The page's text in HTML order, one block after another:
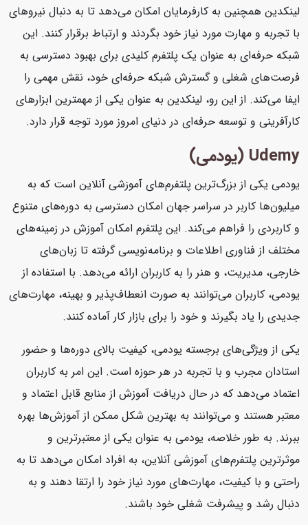
لینکدین همچنین به کارفرمایان امکان می‌دهد تا به دنبال نیروهای
با تجربه و مهارت مورد نیاز خود بگردند و ارتباط برقرار کنند. این
شبکه حرفه‌ای به عنوان یک پلتفرم کلیدی برای بهبود دسترسی به
فرصت‌های شغلی و گسترش شبکه حرفه‌ای خود، نقش مهمی را
ایفا می‌کند. از این رو، لینکدین به عنوان یکی از مهمترین ابزارهای
کارآفرینی و توسعه حرفه‌ای در دنیای امروز مورد توجه قرار دارد.
Udemy (یودمی)
یودمی یکی از بزرگ‌ترین پلتفرم‌های آموزشی آنلاین است که به
میلیون‌ها کاربر در سراسر جهان امکان دسترسی به دوره‌های متنوع
و کاربردی را فراهم می‌کند. این پلتفرم امکان آموزش در زمینه‌های
مختلف از فناوری اطلاعات و برنامه‌نویسی گرفته تا زبان‌های
خارجی، مدیریت، و هنر را به کاربران ارائه می‌دهد. با استفاده از
یودمی، کاربران می‌توانند به صورت انعطاف‌پذیر و بهینه، مهارت‌های
جدیدی را یاد بگیرند و خود را برای بازار کار آماده کنند.
یکی از ویژگی‌های برجسته یودمی، کیفیت بالای دوره‌ها و حضور
استادان مجرب و با تجربه در هر حوزه است. این امر به کاربران
اعتماد می‌دهد که در حال دریافت آموزش از منابع قابل اعتماد و
معتبر هستند و می‌توانند به بهترین شکل ممکن از آموزش‌ها بهره
ببرند. به طور خلاصه، یودمی به عنوان یکی از معتبرترین و
موثرترین پلتفرم‌های آموزشی آنلاین، به افراد امکان می‌دهد تا به
راحتی و با کیفیت، مهارت‌های مورد نیاز خود را ارتقا دهند و به
دنبال رشد و پیشرفت شغلی خود باشند.